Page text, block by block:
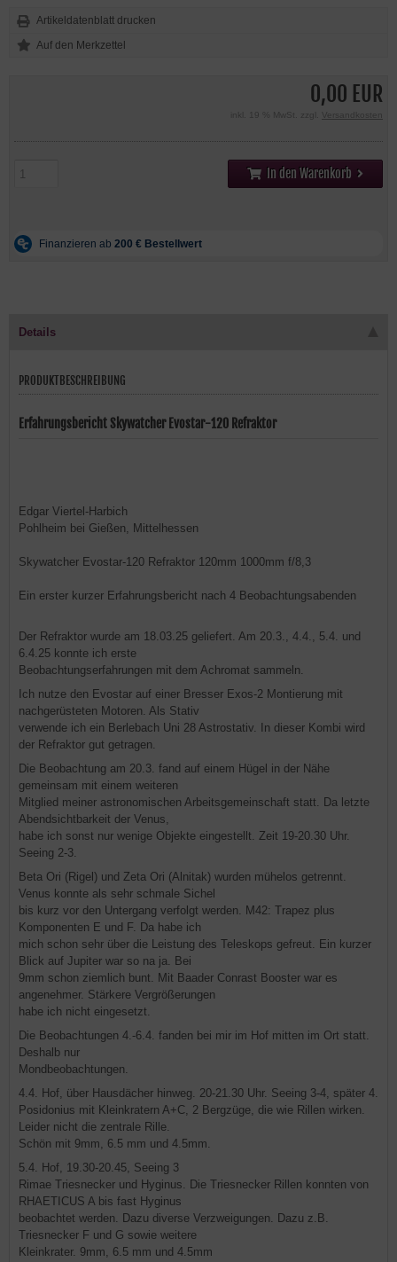
0,00 EUR
inkl. 19 % MwSt. zzgl. Versandkosten
In den Warenkorb
Artikeldatenblatt drucken
Details
PRODUKTBESCHREIBUNG
Erfahrungsbericht Skywatcher Evostar-120 Refraktor
Edgar Viertel-Harbich
Pohlheim bei Gießen, Mittelhessen
Skywatcher Evostar-120 Refraktor 120mm 1000mm f/8,3
Ein erster kurzer Erfahrungsbericht nach 4 Beobachtungsabenden
Der Refraktor wurde am 18.03.25 geliefert. Am 20.3., 4.4., 5.4. und
6.4.25 konnte ich erste
Beobachtungserfahrungen mit dem Achromat sammeln.
Ich nutze den Evostar auf einer Bresser Exos-2 Montierung mit
nachgerüsteten Motoren. Als Stativ
verwende ich ein Berlebach Uni 28 Astrostativ. In dieser Kombi wird
der Refraktor gut getragen.
Die Beobachtung am 20.3. fand auf einem Hügel in der Nähe
gemeinsam mit einem weiteren
Mitglied meiner astronomischen Arbeitsgemeinschaft statt. Da letzte
Abendsichtbarkeit der Venus,
habe ich sonst nur wenige Objekte eingestellt. Zeit 19-20.30 Uhr.
Seeing 2-3.
Beta Ori (Rigel) und Zeta Ori (Alnitak) wurden mühelos getrennt.
Venus konnte als sehr schmale Sichel
bis kurz vor den Untergang verfolgt werden. M42: Trapez plus
Komponenten E und F. Da habe ich
mich schon sehr über die Leistung des Teleskops gefreut. Ein kurzer
Blick auf Jupiter war so na ja. Bei
9mm schon ziemlich bunt. Mit Baader Conrast Booster war es
angenehmer. Stärkere Vergrößerungen
habe ich nicht eingesetzt.
Die Beobachtungen 4.-6.4. fanden bei mir im Hof mitten im Ort statt.
Deshalb nur
Mondbeobachtungen.
4.4. Hof, über Hausdächer hinweg. 20-21.30 Uhr. Seeing 3-4, später 4.
Posidonius mit Kleinkratern A+C, 2 Bergzüge, die wie Rillen wirken.
Leider nicht die zentrale Rille.
Schön mit 9mm, 6.5 mm und 4.5mm.
5.4. Hof, 19.30-20.45, Seeing 3
Rimae Triesnecker und Hyginus. Die Triesnecker Rillen konnten von
RHAETICUS A bis fast Hyginus
beobachtet werden. Dazu diverse Verzweigungen. Dazu z.B.
Triesnecker F und G sowie weitere
Kleinkrater. 9mm, 6.5 mm und 4.5mm